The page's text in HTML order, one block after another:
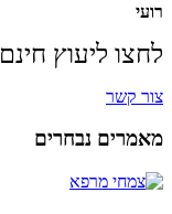
רועי
לחצו ליעוץ
צור קשר
מאמרים נבחרים